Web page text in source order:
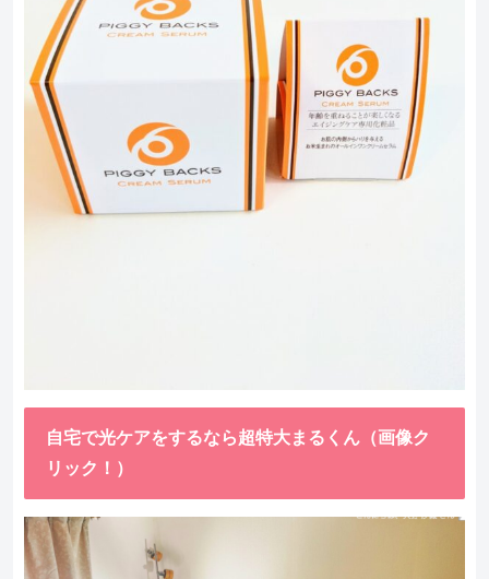
自宅で光ケアをするなら超特大まるくん（画像ク
リック！）